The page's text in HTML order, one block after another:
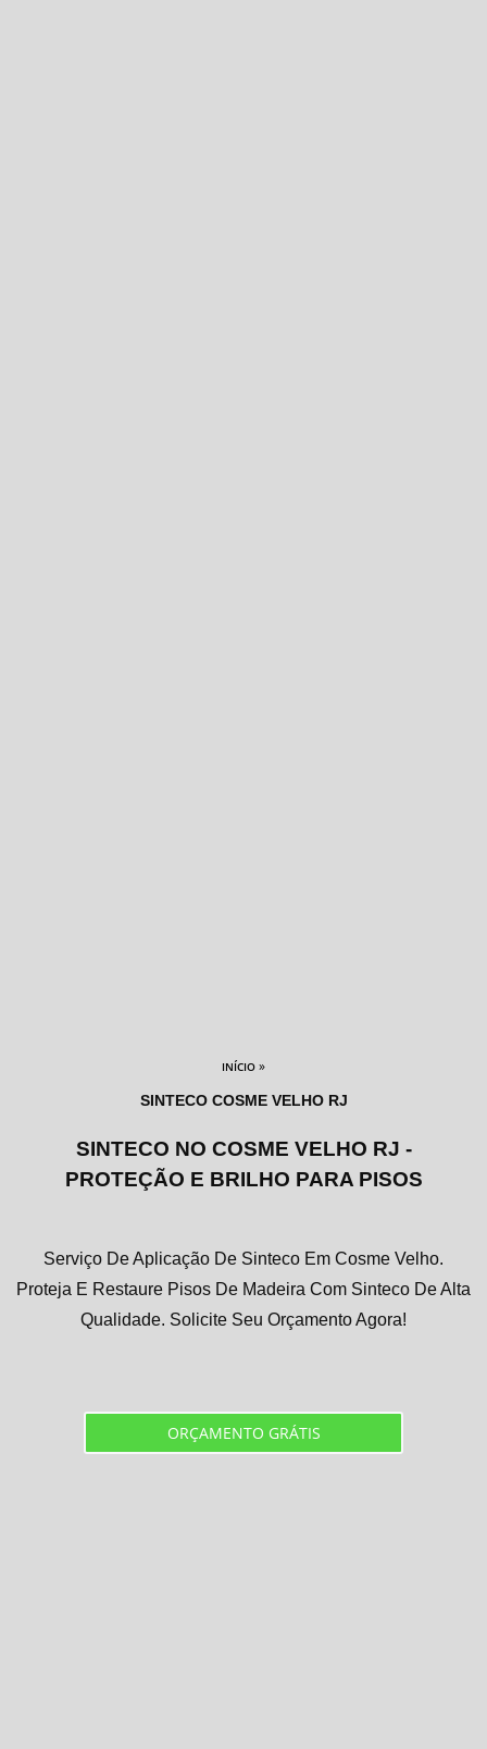
INÍCIO »
SINTECO COSME VELHO RJ
SINTECO NO COSME VELHO RJ -
PROTEÇÃO E BRILHO PARA PISOS
Serviço De Aplicação De Sinteco Em Cosme Velho.
Proteja E Restaure Pisos De Madeira Com Sinteco De Alta
Qualidade. Solicite Seu Orçamento Agora!
ORÇAMENTO GRÁTIS